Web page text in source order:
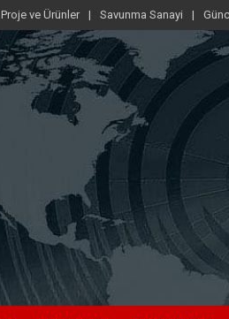
Proje ve Ürünler Savunma Sanayi